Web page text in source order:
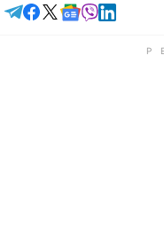
Читайте у Telegram
Читайте у
Читайте у X
Читайте у
Читайте